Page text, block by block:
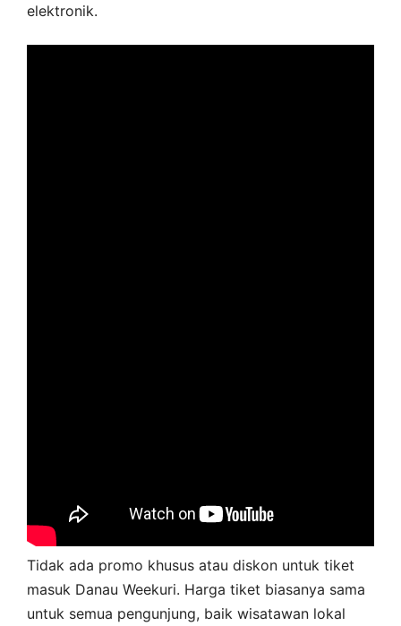
elektronik.
Tidak ada promo khusus atau diskon untuk tiket
masuk Danau Weekuri. Harga tiket biasanya sama
untuk semua pengunjung, baik wisatawan lokal